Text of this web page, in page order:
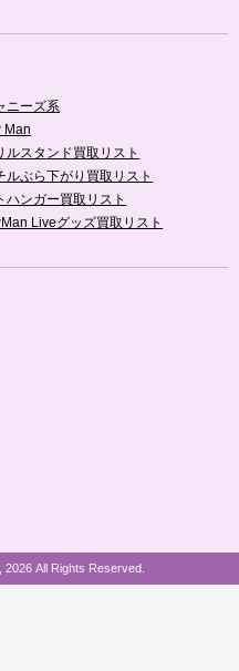
ニーズ系
Man
ルスタンド買取リスト
ルぶら下がり買取リスト
ハンガー買取リスト
Liveグッズ買取リスト
All Rights Reserved.